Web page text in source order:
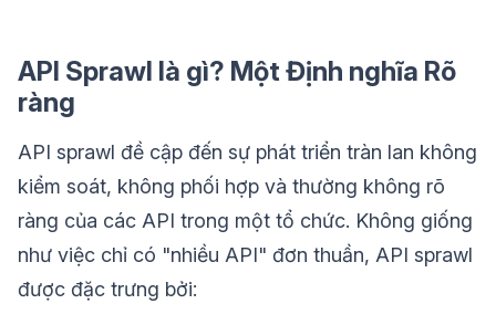
API Sprawl là gì? Một Định nghĩa Rõ
ràng
API sprawl đề cập đến sự phát triển tràn lan không
kiểm soát, không phối hợp và thường không rõ
ràng của các API trong một tổ chức. Không giống
như việc chỉ có "nhiều API" đơn thuần, API sprawl
được đặc trưng bởi: